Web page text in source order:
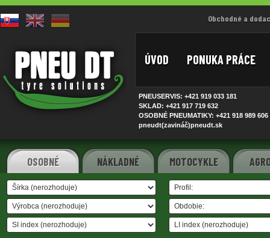
Obchodné a
ÚVOD PONUKA PRÁCE
PNEUSERVIS: +421 919 033 181
SKLAD: +421 917 719 632
OSOBNÉ PNEUMATIKY: +421 918 989 606
pneudt(zavináč)pneudt.sk
OSOBNÉ NÁKLADNÉ MOTOCYKLE